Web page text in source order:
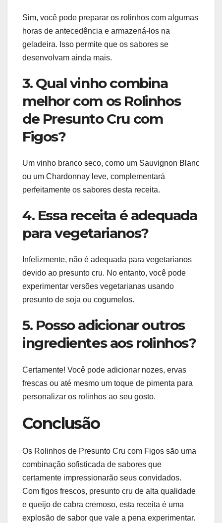
Sim, você pode preparar os rolinhos com algumas
horas de antecedência e armazená-los na
geladeira. Isso permite que os sabores se
desenvolvam ainda mais.
3. Qual vinho combina
melhor com os Rolinhos
de Presunto Cru com
Figos?
Um vinho branco seco, como um Sauvignon Blanc
ou um Chardonnay leve, complementará
perfeitamente os sabores desta receita.
4. Essa receita é adequada
para vegetarianos?
Infelizmente, não é adequada para vegetarianos
devido ao presunto cru. No entanto, você pode
experimentar versões vegetarianas usando
presunto de soja ou cogumelos.
5. Posso adicionar outros
ingredientes aos rolinhos?
Certamente! Você pode adicionar nozes, ervas
frescas ou até mesmo um toque de pimenta para
personalizar os rolinhos ao seu gosto.
Conclusão
Os Rolinhos de Presunto Cru com Figos são uma
combinação sofisticada de sabores que
certamente impressionarão seus convidados.
Com figos frescos, presunto cru de alta qualidade
e queijo de cabra cremoso, esta receita é uma
explosão de sabor que vale a pena experimentar.